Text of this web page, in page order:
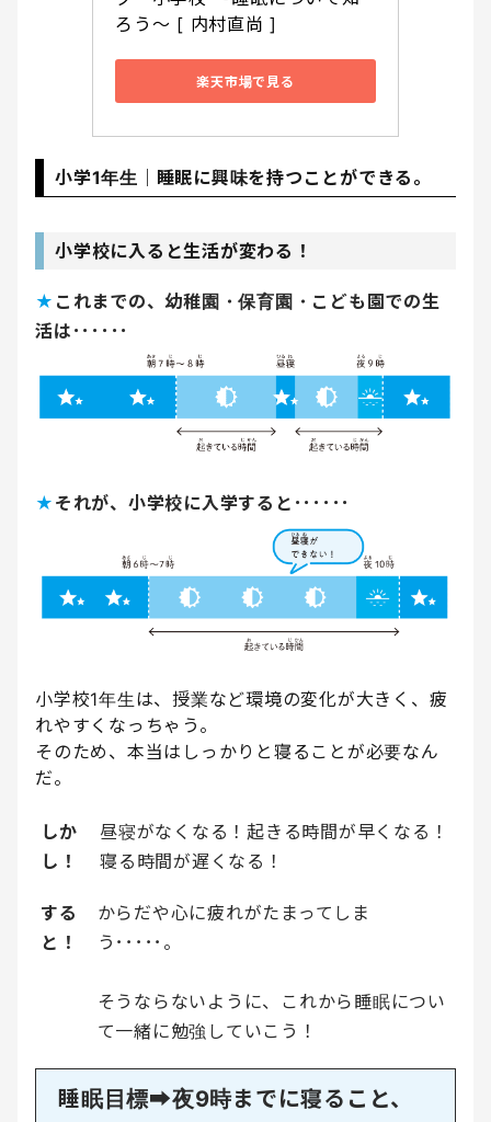
ろう～ [ 内村直尚 ]
楽天市場で見る
小学1年生｜睡眠に興味を持つことができる。
小学校に入ると生活が変わる！
★ これまでの、幼稚園・保育園・こども園での生
活は･･････
★ それが、小学校に入学すると･･････
小学校1年生は、授業など環境の変化が大きく、疲
れやすくなっちゃう。
そのため、本当はしっかりと寝ることが必要なん
だ。
しか
し！
昼寝がなくなる！起きる時間が早くなる！
寝る時間が遅くなる！
する
と！
からだや心に疲れがたまってしま
う･････。
そうならないように、これから睡眠につい
て一緒に勉強していこう！
睡眠目標➡︎夜9時までに寝ること、